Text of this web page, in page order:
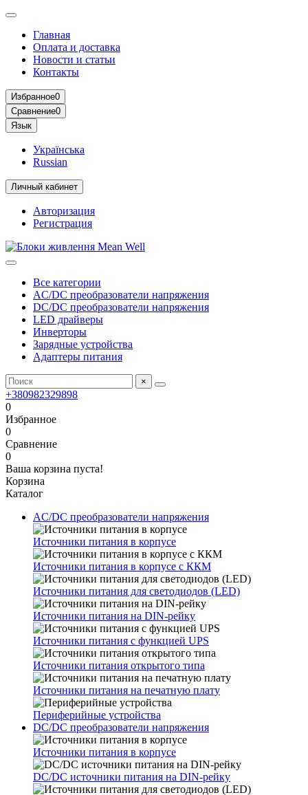
Главная
Оплата и доставка
Новости и статьи
Контакты
Избранное0
Сравнение0
Язык
Українська
Russian
Личный кабинет
Авторизация
Регистрация
Все категории
AC/DC преобразователи напряжения
DC/DC преобразователи напряжения
LED драйверы
Инверторы
Зарядные устройства
Адаптеры питания
×
+380982329898
0
Избранное
0
Сравнение
0
Ваша корзина пуста!
Корзина
Каталог
AC/DC преобразователи напряжения
Источники питания в корпусе
Источники питания в корпусе с ККМ
Источники питания для светодиодов (LED)
Источники питания на DIN-рейку
Источники питания с функцией UPS
Источники питания открытого типа
Источники питания на печатную плату
Периферийные устройства
DC/DC преобразователи напряжения
Источники питания в корпусе
DC/DC источники питания на DIN-рейку